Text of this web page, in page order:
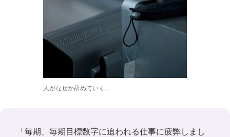
人がなぜか辞めていく…
「毎期、毎期目標数字に追われる仕事に疲弊しまし